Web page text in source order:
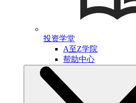
投资学堂
A至Z学院
帮助中心